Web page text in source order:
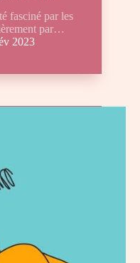
fasciné par les
par…
2023